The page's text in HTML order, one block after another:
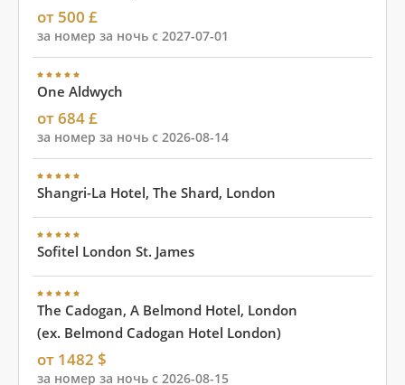
от 500 £
за номер за ночь с 2027-07-01
One Aldwych
от 684 £
за номер за ночь с 2026-08-14
Shangri-La Hotel, The Shard, London
Sofitel London St. James
The Cadogan, A Belmond Hotel, London
(ex. Belmond Cadogan Hotel London)
от 1482 $
за номер за ночь с 2026-08-15